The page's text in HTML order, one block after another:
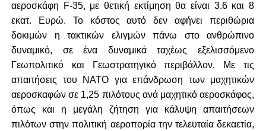
αεροσκάφη F-35, με θετική εκτίμηση θα είναι 3.6 και 8
εκατ. Ευρώ. Το κόστος αυτό δεν αφήνει περιθώρια
δοκιμών η τακτικών ελιγμών πάνω στο ανθρώπινο
δυναμικό, σε ένα δυναμικά ταχέως εξελισσόμενο
Γεωπολιτικό και Γεωστρατηγικό περιβάλλον. Με τις
απαιτήσεις του ΝΑΤΟ για επάνδρωση των μαχητικών
αεροσκαφών σε 1,25 πιλότους ανά μαχητικό αεροσκάφος,
όπως και η μεγάλη ζήτηση για κάλυψη απαιτήσεων
πιλότων στην πολιτική αεροπορία την τελευταία δεκαετία,